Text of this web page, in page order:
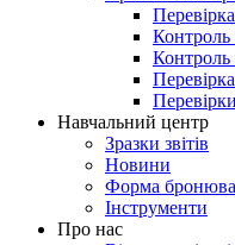
Контроль
Контроль
Навчальний центр
Зразки звітів
Новини
Форма
Інструменти
Про нас